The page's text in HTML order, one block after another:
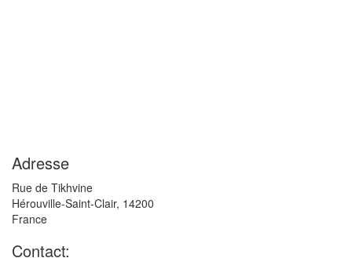
Adresse
Rue de Tikhvine
Hérouville-Saint-Clair, 14200
France
Contact: